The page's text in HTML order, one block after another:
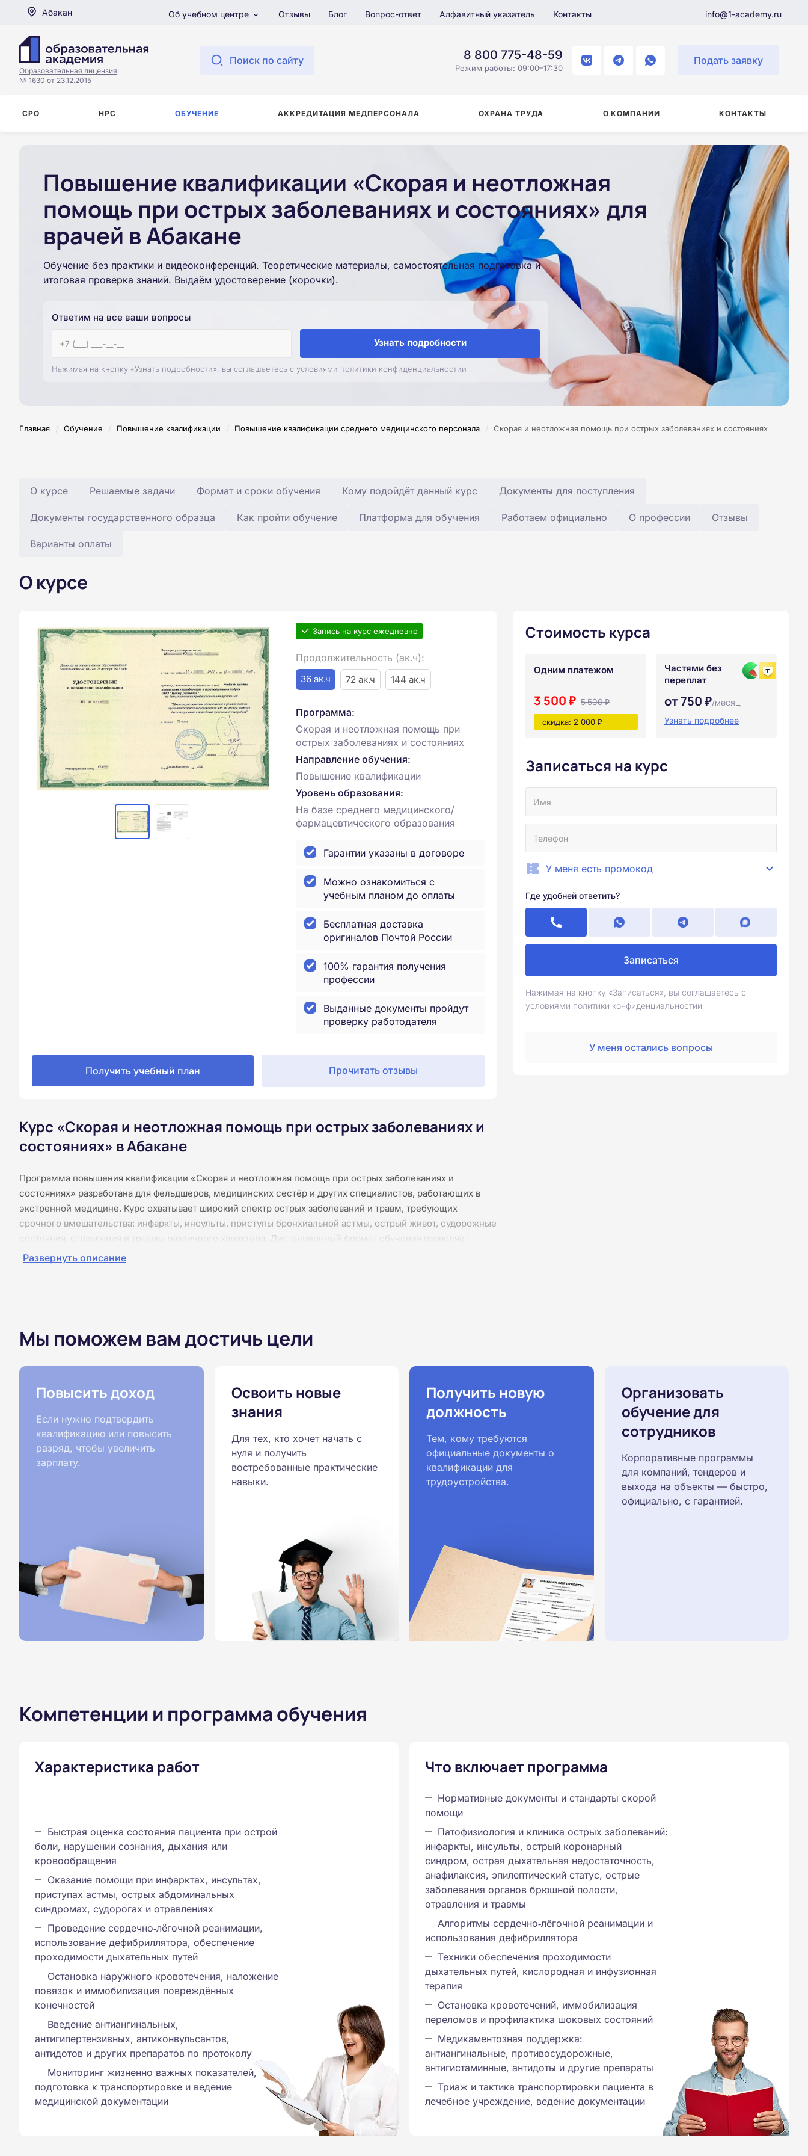
Абакан Об учебном центре Отзывы Блог Вопрос-ответ Алфавитный указатель Контакты info@1-academy.ru
Образовательная лицензия
№ 1630 от 23.12.2015
Поиск по сайту 8 800 775-48-59
Режим работы: 09:00–17:30
Подать заявку
СРО НРС ОБУЧЕНИЕ АККРЕДИТАЦИЯ МЕДПЕРСОНАЛА ОХРАНА ТРУДА О КОМПАНИИ КОНТАКТЫ
Повышение квалификации «Скорая и неотложная
помощь при острых заболеваниях и состояниях» для
врачей в Абакане
Обучение без практики и видеоконференций. Теоретические материалы, самостоятельная подготовка и
итоговая проверка знаний. Выдаём удостоверение (корочки).
Ответим на все ваши вопросы
Узнать подробности
Нажимая на кнопку «Узнать подробности», вы соглашаетесь с условиями политики конфиденциальностии
Главная / Обучение / Повышение квалификации / Повышение квалификации среднего медицинского персонала / Скорая и неотложная помощь при острых заболеваниях и состояниях
О курсе Решаемые задачи Формат и сроки обучения Кому подойдёт данный курс Документы для поступления
Документы государственного образца Как пройти обучение Платформа для обучения Работаем официально О профессии Отзывы
Варианты оплаты
О курсе
Запись на курс ежедневно
Продолжительность (ак.ч):
36 ак.ч 72 ак.ч 144 ак.ч
Программа:
Скорая и неотложная помощь при
острых заболеваниях и состояниях
Направление обучения:
Повышение квалификации
Уровень образования:
На базе среднего медицинского/
фармацевтического образования
Гарантии указаны в договоре
Можно ознакомиться с
учебным планом до оплаты
Бесплатная доставка
оригиналов Почтой России
100% гарантия получения
профессии
Выданные документы пройдут
проверку работодателя
Получить учебный план Прочитать отзывы
Курс «Скорая и неотложная помощь при острых заболеваниях и
состояниях» в Абакане
Программа повышения квалификации «Скорая и неотложная помощь при острых заболеваниях и
состояниях» разработана для фельдшеров, медицинских сестёр и других специалистов, работающих в
экстренной медицине. Курс охватывает широкий спектр острых заболеваний и травм, требующих
срочного вмешательства: инфаркты, инсульты, приступы бронхиальной астмы, острый живот, судорожные
состояния, отравления и травмы различного характера. Дистанционный формат обучения позволяет
совмещать учёбу с работой и личными делами. За 144 академических часа слушатели изучат
Развернуть описание
Стоимость курса
Одним платежом
3 500 ₽ 5 500 ₽
скидка: 2 000 ₽
Частями без
переплат
от 750 ₽/месяц
Узнать подробнее
Записаться на курс
У меня есть промокод
Где удобней ответить?
Записаться
Нажимая на кнопку «Записаться», вы соглашаетесь с
условиями политики конфиденциальностии
У меня остались вопросы
Мы поможем вам достичь цели
Повысить доход
Если нужно подтвердить
квалификацию или повысить
разряд, чтобы увеличить
зарплату.
Освоить новые
знания
Для тех, кто хочет начать с
нуля и получить
востребованные практические
навыки.
Получить новую
должность
Тем, кому требуются
официальные документы о
квалификации для
трудоустройства.
Организовать
обучение для
сотрудников
Корпоративные программы
для компаний, тендеров и
выхода на объекты — быстро,
официально, с гарантией.
Компетенции и программа обучения
Характеристика работ
Быстрая оценка состояния пациента при острой
боли, нарушении сознания, дыхания или
кровообращения
Оказание помощи при инфарктах, инсультах,
приступах астмы, острых абдоминальных
синдромах, судорогах и отравлениях
Проведение сердечно‑лёгочной реанимации,
использование дефибриллятора, обеспечение
проходимости дыхательных путей
Остановка наружного кровотечения, наложение
повязок и иммобилизация повреждённых
конечностей
Введение антиангинальных,
антигипертензивных, антиконвульсантов,
антидотов и других препаратов по протоколу
Мониторинг жизненно важных показателей,
подготовка к транспортировке и ведение
медицинской документации
Что включает программа
Нормативные документы и стандарты скорой
помощи
Патофизиология и клиника острых заболеваний:
инфаркты, инсульты, острый коронарный
синдром, острая дыхательная недостаточность,
анафилаксия, эпилептический статус, острые
заболевания органов брюшной полости,
отравления и травмы
Алгоритмы сердечно‑лёгочной реанимации и
использования дефибриллятора
Техники обеспечения проходимости
дыхательных путей, кислородная и инфузионная
терапия
Остановка кровотечений, иммобилизация
переломов и профилактика шоковых состояний
Медикаментозная поддержка:
антиангинальные, противосудорожные,
антигистаминные, антидоты и другие препараты
Триаж и тактика транспортировки пациента в
лечебное учреждение, ведение документации